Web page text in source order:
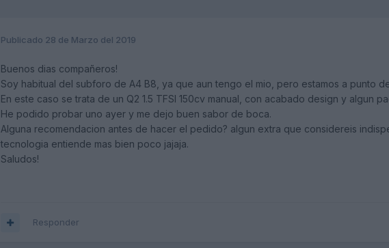
Publicado 28 de Marzo del 2019
Buenos dias compañeros!
Soy habitual del subforo de A4 B8, ya que aun tengo el mio, pero estamos a punto
En este caso se trata de un Q2 1.5 TFSI 150cv manual, con acabado design y algun
He podido probar uno ayer y me dejo buen sabor de boca.
Alguna recomendacion antes de hacer el pedido? algun extra que considereis
tecnologia entiende mas bien poco jajaja.
Saludos!
Responder